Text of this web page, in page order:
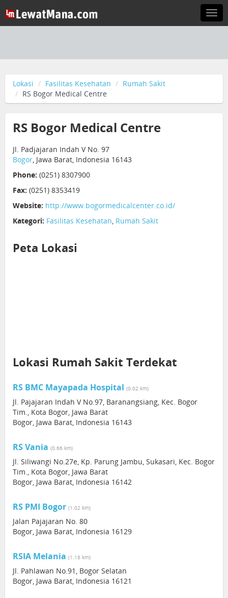
Lokasi Fasilitas Kesehatan
Rumah Sakit
RS Bogor Medical Centre
RS Bogor Medical Centre
Jl. Padjajaran Indah V No. 97
Bogor, Jawa Barat, Indonesia 16143
Phone: (0251) 8307900
Fax: (0251) 8353419
Website: http://www.bogormedicalcenter.co.id/
Kategori: Fasilitas Kesehatan, Rumah Sakit
Peta Lokasi
Lokasi Rumah Sakit Terdekat
RS BMC Mayapada Hospital (0.02 km)
Jl. Pajajaran Indah V No.97, Baranangsiang, Kec. Bogor
Tim., Kota Bogor, Jawa Barat
Bogor, Jawa Barat, Indonesia 16143
RS Vania (0.66 km)
Jl. Siliwangi No.27e, Kp. Parung Jambu, Sukasari, Kec. Bogor
Tim., Kota Bogor, Jawa Barat
Bogor, Jawa Barat, Indonesia 16142
RS PMI Bogor (1.02 km)
Jalan Pajajaran No. 80
Bogor, Jawa Barat, Indonesia 16129
RSIA Melania (1.18 km)
Jl. Pahlawan No.91, Bogor Selatan
Bogor, Jawa Barat, Indonesia 16121